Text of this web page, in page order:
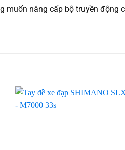
nâng cấp bộ truyền động